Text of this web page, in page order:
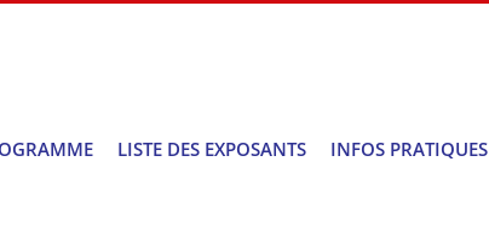
LISTE DES EXPOSANTS INFOS PRATIQUES